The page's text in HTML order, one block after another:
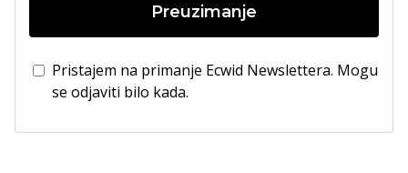
Preuzimanje
Pristajem na primanje Ecwid Newslettera. Mogu
se odjaviti bilo kada.